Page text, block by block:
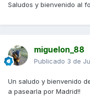
Saludos y bienvenido al
miguelon_88
Publicado 3 de
Un saludo y bienvenido
a pasearla por Madrid!!